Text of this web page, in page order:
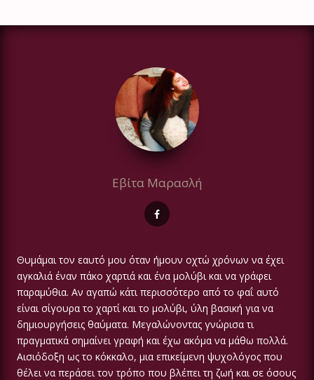
Εβίτα Μαρασλή
Θυμάμαι τον εαυτό μου όταν ήμουν οχτώ χρόνων να έχει
αγκαλιά έναν πάκο χαρτιά και ένα μολύβι και να γράφει
παραμύθια. Αν αγαπώ κάτι περισσότερο από το φαΐ αυτό
είναι σίγουρα το χαρτί και το μολύβι, ύλη βασική για να
δημιουργήσεις θαύματα. Μεγαλώνοντας γνώρισα τι
πραγματικά σημαίνει γραφή και έχω ακόμα να μάθω πολλά.
Αισιόδοξη ως το κόκκαλο, μια επικείμενη ψυχολόγος που
θέλει να περάσει τον τρόπο που βλέπει τη ζωή και σε όσους